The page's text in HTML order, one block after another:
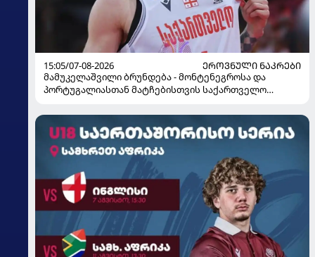
15:05/07-08-2026
ᲔᲠᲝᲕᲜᲣᲚᲘ ᲜᲐᲙᲠᲔᲑᲘ
მამუკელაშვილი ბრუნდება - მონტენეგროსა და
პორტუგალიასთან მატჩებისთვის საქართველო